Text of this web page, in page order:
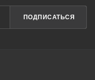
ПОДПИСАТЬСЯ